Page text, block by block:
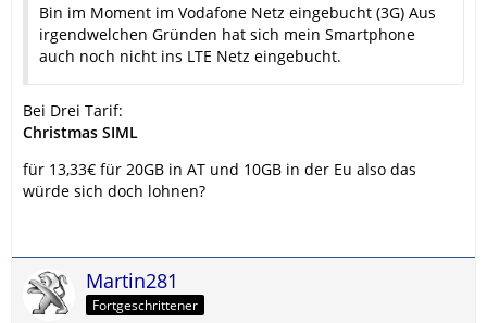
Bin im Moment im Vodafone Netz eingebucht (3G) Aus
irgendwelchen Gründen hat sich mein Smartphone
auch noch nicht ins LTE Netz eingebucht.
Bei Drei Tarif:
Christmas SIML
für 13,33€ für 20GB in AT und 10GB in der Eu also das
würde sich doch lohnen?
Martin281
Fortgeschrittener